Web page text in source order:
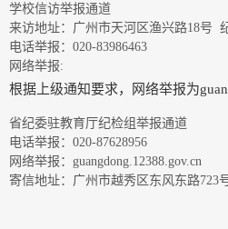
学校信访举报通道
来访地址：广州市天河区渔兴路18号
电话举报：020-83986463
网络举报:
根据上级通知要求，网络举报为
省纪委驻教育厅纪检组举报通道
电话举报：020-87628956
网络举报：guangdong.12388.gov.cn
寄信地址：广州市越秀区东风东路723